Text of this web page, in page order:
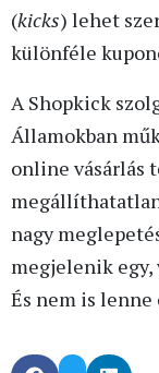
(kicks) lehet
különféle
A Shopkick
Államokban
online vásárlás
nagy
megjelenik egy,
És nem is